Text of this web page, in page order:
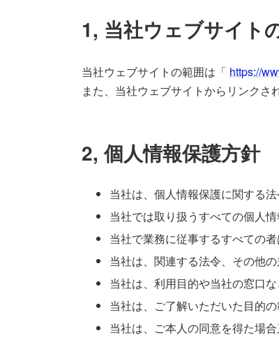
1, 当社ウェブサイト
当社ウェブサイトの範囲は「 https://
また、当社ウェブサイトからリンクさ
2, 個人情報保護方針
当社は、個人情報保護に関する法
当社では取り扱うすべての個人
当社で業務に従事するすべての
当社は、関連する法令、その他
当社は、利用目的や当社の窓口
当社は、ご了解いただいた目的
当社は、ご本人の同意を得た場